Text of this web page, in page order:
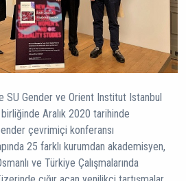
SU Gender ve Orient Institut Istanbul
Aralık 2020 tarihinde
çevrimiçi konferansı
25 farklı kurumdan akademisyen,
ve Türkiye Çalışmalarında